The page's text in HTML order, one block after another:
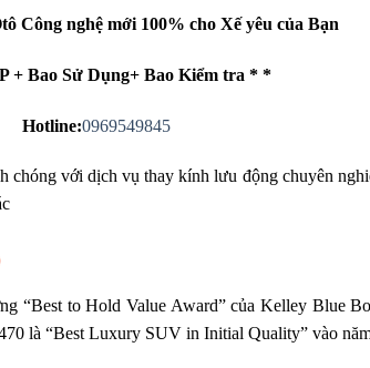
Công nghệ mới 100% cho Xế yêu của Bạn
+ Bao Sử Dụng+ Bao Kiểm tra * *
Hotline:0969549845
chóng với dịch vụ thay kính lưu động chuyên
“Best to Hold Value Award” của Kelley Blue
là “Best Luxury SUV in Initial Quality” vào